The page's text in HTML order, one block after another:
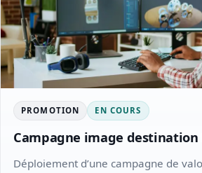
PROMOTION EN COURS
Campagne image destination
Déploiement d’une campagne de